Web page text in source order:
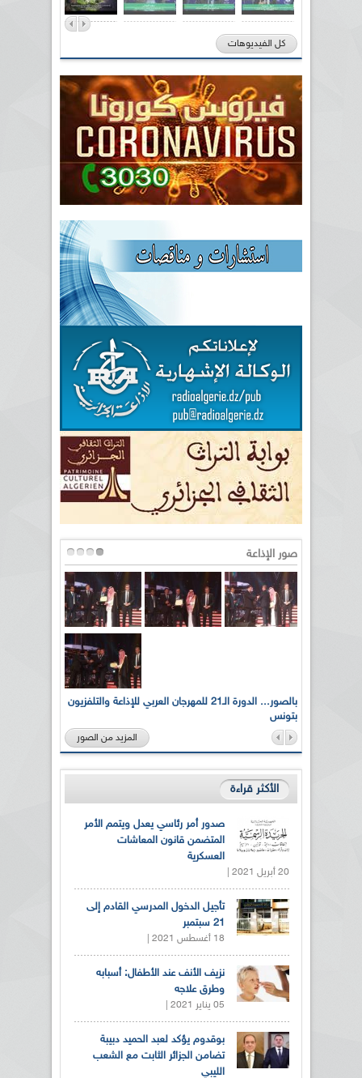
كل الفيديوهات
صور الإذاعة
بالصور... الدورة الـ21 للمهرجان العربي للإذاعة والتلفزيون
بتونس
المزيد من الصور
الأكثر قراءة
صدور أمر رئاسي يعدل ويتمم الأمر
المتضمن قانون المعاشات
العسكرية
20 أبريل 2021 |
تأجيل الدخول المدرسي القادم إلى
21 سبتمبر
18 أغسطس 2021 |
نزيف الأنف عند الأطفال: أسبابه
وطرق علاجه
05 يناير 2021 |
بوقدوم يؤكد لعبد الحميد دبيبة
تضامن الجزائر الثابت مع الشعب
الليبي